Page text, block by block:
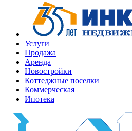
Услуги
Продажа
Аренда
Новостройки
Коттеджные поселки
Коммерческая
Ипотека